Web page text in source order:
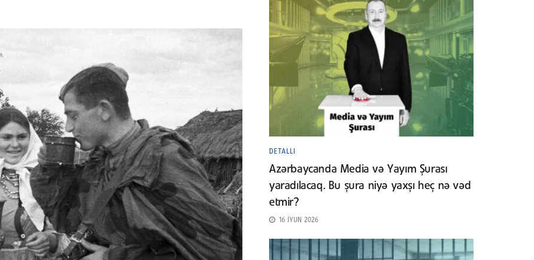
DETALLI
Azərbaycanda Media və Yayım Şurası
yaradılacaq. Bu şura niyə yaxşı heç nə vəd
etmir?
16 İYUN 2026